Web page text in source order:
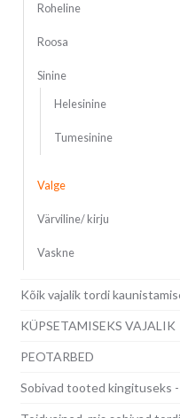
Roheline
Roosa
Sinine
Helesinine
Tumesinine
Valge
Värviline/ kirju
Vaskne
Kõik vajalik tordi
KÜPSETAMISEKS VAJALIK
PEOTARBED
Sobivad tooted kingituseks